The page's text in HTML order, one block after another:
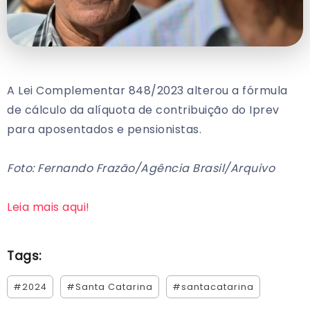
A Lei Complementar 848/2023 alterou a fórmula
de cálculo da alíquota de contribuição do Iprev
para aposentados e pensionistas.
Foto: Fernando Frazão/Agência Brasil/Arquivo
Leia mais aqui!
Tags:
#2024 #Santa Catarina #santacatarina